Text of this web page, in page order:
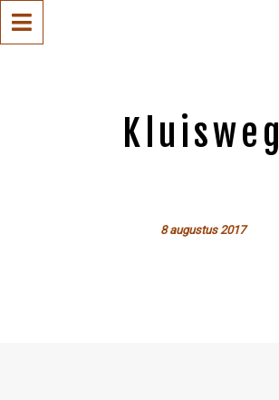
Kluisweg
8 augustus 2017